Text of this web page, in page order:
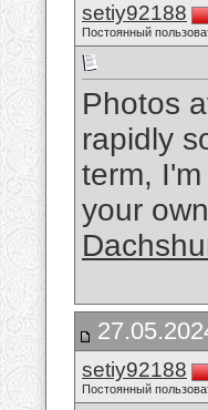
setiy92188
Постоянный
Photos
rapidly
term,
your
setiy92188
Постоянный